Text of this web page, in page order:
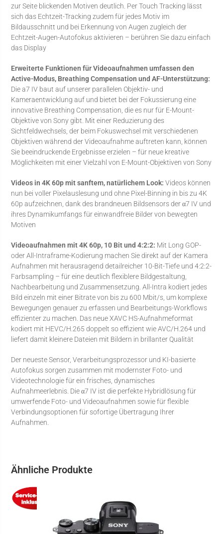
zur Seite blickenden Motiven deutlich. Per Touch Tracking lässt
sich das Echtzeit-Tracking zudem für jedes Motiv im
Bildausschnitt und bei Erkennung von Augen zugleich der
Echtzeit-Augen-Autofokus aktivieren – berühren Sie dazu einfach
das Display
Erweiterte Funktionen für Videoaufnahmen umfassen den
Active-Modus, Breathing Compensation und AF-Unterstützung:
Die a7 IV baut auf unserer parallelen Objektiv- und
Kameraentwicklung auf und bietet bei der Fokussierung eine
innovative Breathing Compensation, die es nur für E-Mount-
Objektive von Sony gibt. Mit einer Reduzierung des
Sichtfeldwechsels, der beim Fokuswechsel mit verschiedenen
Objektiven während der Videoaufnahme auftreten kann, können
Sie beeindruckende Ergebnisse erzielen – für neue kreative
Möglichkeiten mit einer Vielzahl von E-Mount-Objektiven von Sony
Videos in 4K 60p mit sanftem, natürlichem Look:Videos können
nun bei voller Pixelauslesung und ohne Pixel-Binning in bis zu 4K
60p aufzeichnen, dank des brandneuen Bildsensors der α7 IV und
ihres Dynamikumfangs für einwandfreie Bilder von bewegten
Motiven
Videoaufnahmen mit 4K 60p, 10 Bit und 4:2:2: Mit Long GOP-
oder All-Intraframe-Kodierung machen Sie direkt auf der Kamera
Aufnahmen mit herausragend detailreicher 10-Bit-Tiefe und 4:2:2-
Farbsampling – für eine deutlich flexiblere Bildgestaltung,
Nachbearbeitung und Zusammensetzung. All-Intra kodiert jedes
Bild einzeln mit einer Bitrate von bis zu 600 Mbit/s, um komplexe
Bewegungen genauer zu erfassen und Bearbeitungs-Workflows
effizienter zu machen. Das neue XAVC HS-Aufnahmeformat
kodiert mit HEVC/H.265 doppelt so effizient wie AVC/H.264 und
liefert damit kleinere Dateien mit Bildern in brillanter Qualität
Der neueste Sensor, Verarbeitungsprozessor und KI-basierte
Autofokus sorgen zusammen mit modernster Foto- und
Videotechnologie für ein frisches, dynamisches
Aufnahmeerlebnis. Die α7 IV ist die perfekte Hybridlösung für
umwerfende Foto- und Videoaufnahmen sowie für flexible
Verbindungsoptionen für sofortige Übertragung Ihrer
Aufnahmen.
Ähnliche Produkte